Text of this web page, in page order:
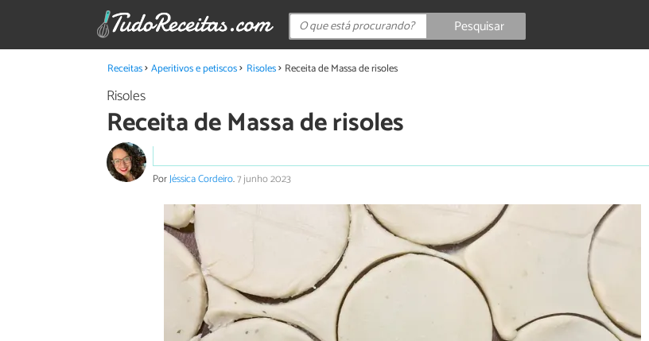
Pesquisar
Receitas Aperitivos e petiscos Risoles Receita de Massa de risoles
Risoles
Receita de Massa de risoles
PorJéssica Cordeiro.7 junho 2023